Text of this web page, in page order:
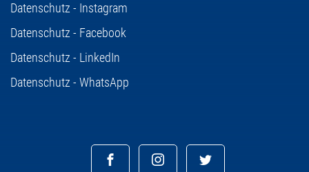
Datenschutz - Instagram
Datenschutz - Facebook
Datenschutz - LinkedIn
Datenschutz - WhatsApp